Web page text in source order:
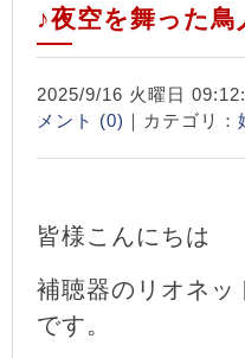
♪夜空を舞った鳥
2025/9/16 火曜日
メント (0) ｜カテゴリ：
皆様こんにちは
補聴器のリオネッ
です。